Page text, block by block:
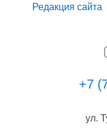
Редакция сайта
+7
ул.